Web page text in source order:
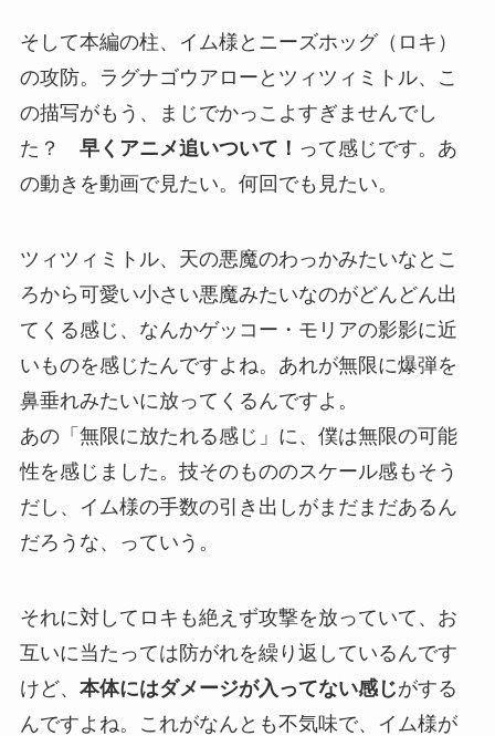
そして本編の柱、イム様とニーズホッグ（ロキ）
の攻防。ラグナゴウアローとツィツィミトル、こ
の描写がもう、まじでかっこよすぎませんでし
た？ 早くアニメ追いついて！ って感じです。あ
の動きを動画で見たい。何回でも見たい。
ツィツィミトル、天の悪魔のわっかみたいなとこ
ろから可愛い小さい悪魔みたいなのがどんどん出
てくる感じ、なんかゲッコー・モリアの影影に近
いものを感じたんですよね。あれが無限に爆弾を
鼻垂れみたいに放ってくるんですよ。
あの「無限に放たれる感じ」に、僕は無限の可能
性を感じました。技そのもののスケール感もそう
だし、イム様の手数の引き出しがまだまだあるん
だろうな、っていう。
それに対してロキも絶えず攻撃を放っていて、お
互いに当たっては防がれを繰り返しているんです
けど、 本体にはダメージが入ってない感じがする
んですよね。これがなんとも不気味で、イム様が